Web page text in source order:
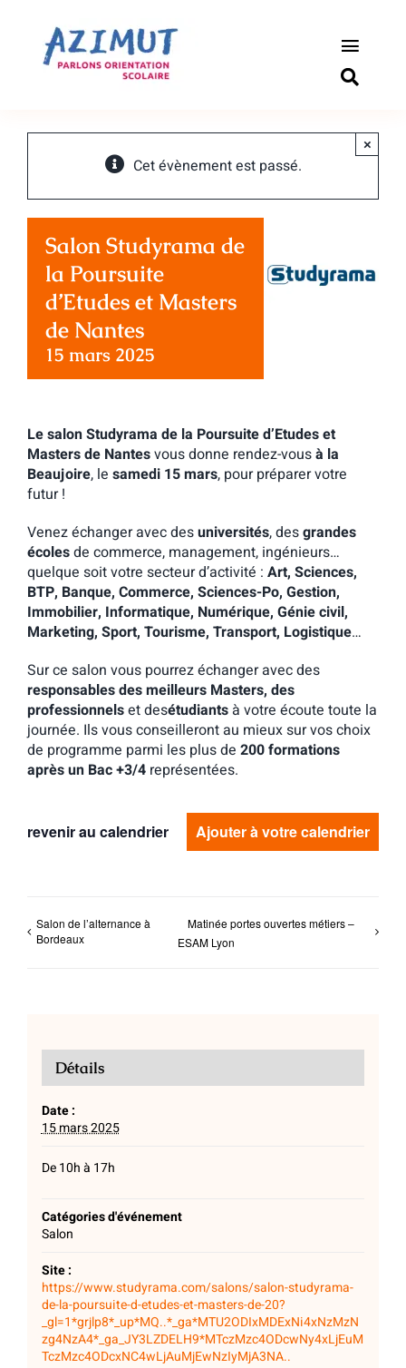
contenu
Toggle
Outils
Cet évènement est passé.
×
Salon Studyrama de
la Poursuite
d’Etudes et Masters
de Nantes
15 mars 2025
Le salon Studyrama de la Poursuite d’Etudes et
Masters de Nantesvous donne rendez-vousà la
Beaujoire, le samedi 15 mars, pour préparer votre
futur !
Venez échanger avec desuniversités, desgrandes
écolesde commerce, management, ingénieurs…
quelque soit votre secteur d’activité : Art, Sciences,
BTP, Banque, Commerce, Sciences-Po, Gestion,
Immobilier, Informatique, Numérique, Génie civil,
Marketing, Sport, Tourisme, Transport, Logistique…
Sur ce salon vous pourrez échanger avec des
responsables des meilleurs Masters, des
professionnelset desétudiantsà votre écoute toute la
journée. Ils vous conseilleront au mieux sur vos choix
de programme parmi les plus de 200 formations
après un Bac +3/4 représentées.
revenir au calendrier Ajouter à votre calendrier
Salon de l’alternance à
Bordeaux
Matinée portes ouvertes métiers –
ESAM Lyon
Détails
Date :
15 mars 2025
De 10h à 17h
Catégories d'événement
Salon
Site :
https://www.studyrama.com/salons/salon-studyrama-
de-la-poursuite-d-etudes-et-masters-de-20?
_gl=1*grjlp8*_up*MQ..*_ga*MTU2ODIxMDExNi4xNzMzN
zg4NzA4*_ga_JY3LZDELH9*MTczMzc4ODcwNy4xLjEuM
TczMzc4ODcxNC4wLjAuMjEwNzIyMjA3NA..